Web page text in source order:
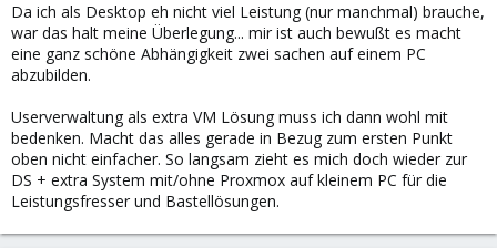
Da ich als Desktop eh nicht viel Leistung (nur manchmal) brauche,
war das halt meine Überlegung... mir ist auch bewußt es macht
eine ganz schöne Abhängigkeit zwei sachen auf einem PC
abzubilden.
Userverwaltung als extra VM Lösung muss ich dann wohl mit
bedenken. Macht das alles gerade in Bezug zum ersten Punkt
oben nicht einfacher. So langsam zieht es mich doch wieder zur
DS + extra System mit/ohne Proxmox auf kleinem PC für die
Leistungsfresser und Bastellösungen.